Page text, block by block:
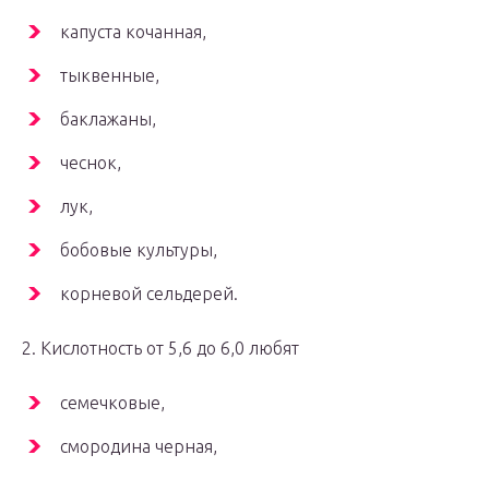
капуста кочанная,
тыквенные,
баклажаны,
чеснок,
лук,
бобовые культуры,
корневой сельдерей.
2. Кислотность от 5,6 до 6,0 любят
семечковые,
смородина черная,